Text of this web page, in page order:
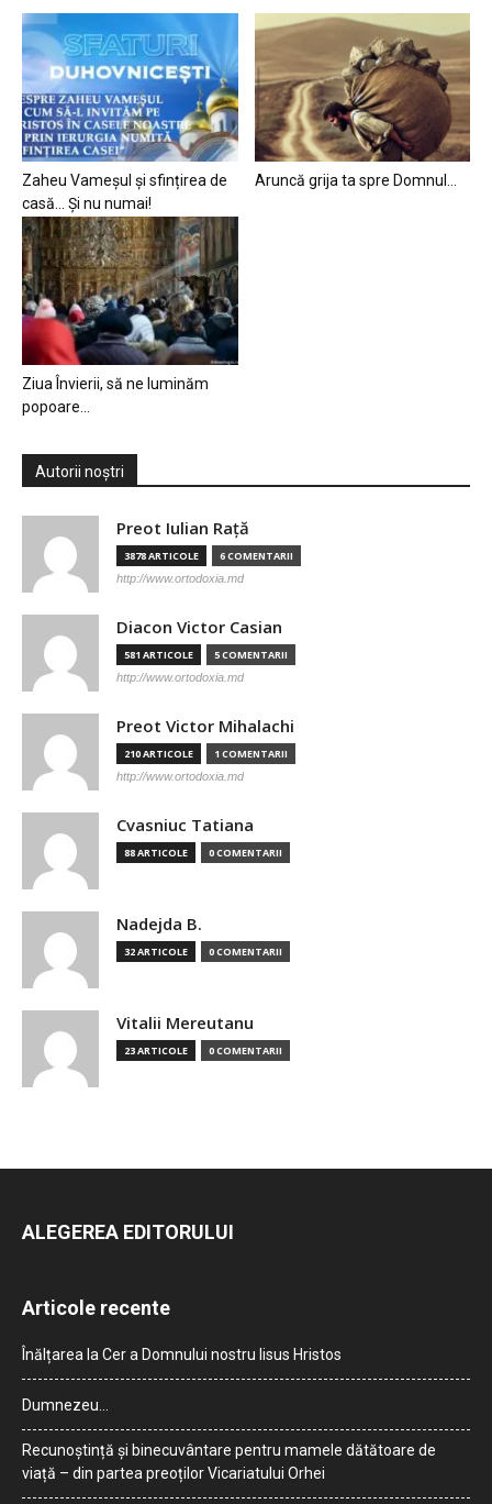
Zaheu Vameșul și sfințirea de
casă… Și nu numai!
Aruncă grija ta spre Domnul…
Ziua Învierii, să ne luminăm
popoare…
Autorii noștri
Preot Iulian Raţă
3878 ARTICOLE 6 COMENTARII
http://www.ortodoxia.md
Diacon Victor Casian
581 ARTICOLE 5 COMENTARII
http://www.ortodoxia.md
Preot Victor Mihalachi
210 ARTICOLE 1 COMENTARII
http://www.ortodoxia.md
Cvasniuc Tatiana
88 ARTICOLE 0 COMENTARII
Nadejda B.
32 ARTICOLE 0 COMENTARII
Vitalii Mereutanu
23 ARTICOLE 0 COMENTARII
ALEGEREA EDITORULUI
Articole recente
Înălțarea la Cer a Domnului nostru Iisus Hristos
Dumnezeu…
Recunoștință și binecuvântare pentru mamele dătătoare de
viață – din partea preoților Vicariatului Orhei